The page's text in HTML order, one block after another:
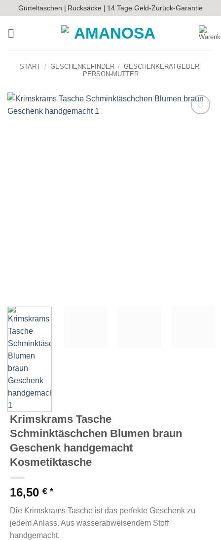
Inhalt
springen
Gürteltaschen | Rucksäcke | 14 Tage Geld-Zurück-Garantie
START / GESCHENKEFINDER / GESCHENKERATGEBER-
PERSON-MUTTER
Krimskrams Tasche
Schminktäschchen Blumen braun
Geschenk handgemacht
Kosmetiktasche
16,50 €
Die Krimskrams Tasche ist das perfekte Geschenk zu
jedem Anlass. Aus wasserabweisendem Stoff
handgemacht.